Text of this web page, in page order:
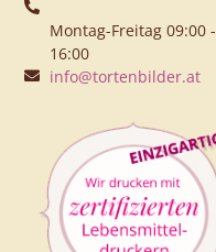
Montag-Freitag 09:00 -
16:00
info@tortenbilder.at